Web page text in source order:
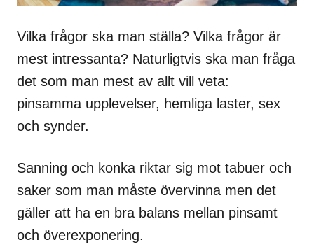
Vilka frågor ska man ställa? Vilka frågor är
mest intressanta? Naturligtvis ska man fråga
det som man mest av allt vill veta:
pinsamma upplevelser, hemliga laster, sex
och synder.
Sanning och konka riktar sig mot tabuer och
saker som man måste övervinna men det
gäller att ha en bra balans mellan pinsamt
och överexponering.